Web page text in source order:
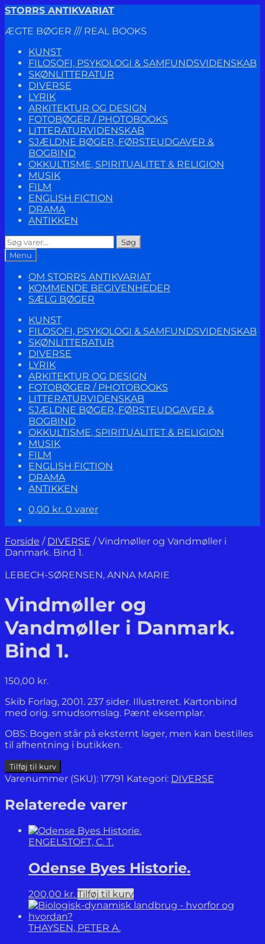
Spring
navigation
Spring
indhold
STORRS ANTIKVARIAT
ÆGTE BØGER /// REAL BOOKS
KUNST
FILOSOFI, PSYKOLOGI & SAMFUNDSVIDENSKAB
SKØNLITTERATUR
DIVERSE
LYRIK
ARKITEKTUR OG DESIGN
FOTOBØGER / PHOTOBOOKS
LITTERATURVIDENSKAB
SJÆLDNE BØGER, FØRSTEUDGAVER &
BOGBIND
OKKULTISME, SPIRITUALITET & RELIGION
MUSIK
FILM
ENGLISH FICTION
DRAMA
ANTIKKEN
Søg
efter:
Søg
Menu
OM STORRS ANTIKVARIAT
KOMMENDE BEGIVENHEDER
SÆLG BØGER
KUNST
FILOSOFI, PSYKOLOGI & SAMFUNDSVIDENSKAB
SKØNLITTERATUR
DIVERSE
LYRIK
ARKITEKTUR OG DESIGN
FOTOBØGER / PHOTOBOOKS
LITTERATURVIDENSKAB
SJÆLDNE BØGER, FØRSTEUDGAVER &
BOGBIND
OKKULTISME, SPIRITUALITET & RELIGION
MUSIK
FILM
ENGLISH FICTION
DRAMA
ANTIKKEN
0,00 kr. 0 varer
Forside / DIVERSE /Vindmøller og Vandmøller i
Danmark. Bind 1.
LEBECH-SØRENSEN, ANNA MARIE
Vindmøller og
Vandmøller i Danmark.
Bind 1.
150,00 kr.
Skib Forlag, 2001. 237 sider. Illustreret. Kartonbind
med orig. smudsomslag. Pænt eksemplar.
OBS: Bogen står på eksternt lager, men kan bestilles
til afhentning i butikken.
Vindmøller
og
i
Danmark.
Tilføj til kurv
Varenummer (SKU): 17791 Kategori: DIVERSE
Relaterede varer
ENGELSTOFT, C. T.
Odense Byes Historie.
200,00 kr. Tilføj til kurv
THAYSEN, PETER A.